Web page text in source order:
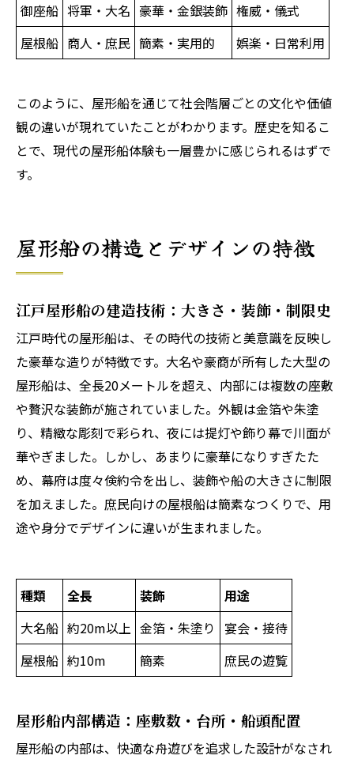
御座船 将軍・大名 豪華・金銀装飾 権威・儀式
屋根船 商人・庶民 簡素・実用的 娯楽・日常利用
このように、屋形船を通じて社会階層ごとの文化や価値
観の違いが現れていたことがわかります。歴史を知るこ
とで、現代の屋形船体験も一層豊かに感じられるはずで
す。
屋形船の構造とデザインの特徴
江戸屋形船の建造技術：大きさ・装飾・制限史
江戸時代の屋形船は、その時代の技術と美意識を反映し
た豪華な造りが特徴です。大名や豪商が所有した大型の
屋形船は、全長20メートルを超え、内部には複数の座敷
や贅沢な装飾が施されていました。外観は金箔や朱塗
り、精緻な彫刻で彩られ、夜には提灯や飾り幕で川面が
華やぎました。しかし、あまりに豪華になりすぎたた
め、幕府は度々倹約令を出し、装飾や船の大きさに制限
を加えました。庶民向けの屋根船は簡素なつくりで、用
途や身分でデザインに違いが生まれました。
種類 全長 装飾
用途
大名船 約20m以上 金箔・朱塗り 宴会・接待
屋根船 約10m 簡素 庶民の遊覧
屋形船内部構造：座敷数・台所・船頭配置
屋形船の内部は、快適な舟遊びを追求した設計がなされ